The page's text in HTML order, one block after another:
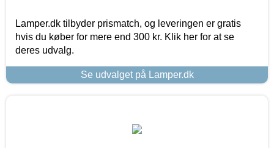
Lamper.dk tilbyder prismatch, og leveringen er gratis
hvis du køber for mere end 300 kr. Klik her for at se
deres udvalg.
Se udvalget på Lamper.dk